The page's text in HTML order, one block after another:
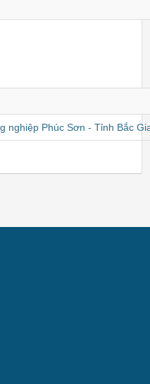
nghiệp Phúc Sơn - Tỉnh Bắc